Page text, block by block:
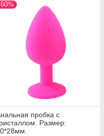
пробка с
Размер: